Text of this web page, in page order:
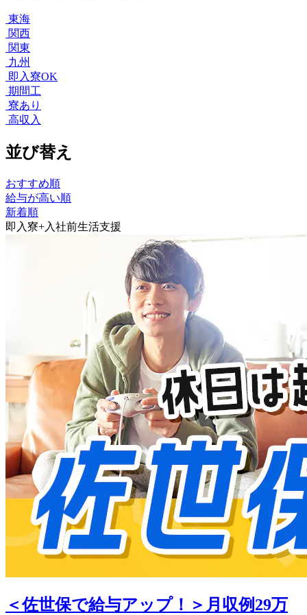
東海
関西
関東
九州
即入寮OK
期間工
寮あり
高収入
並び替え
おすすめ順
給与が高い順
新着順
即入寮+入社前生活支援
＜佐世保で給与アップ！＞月収例29万